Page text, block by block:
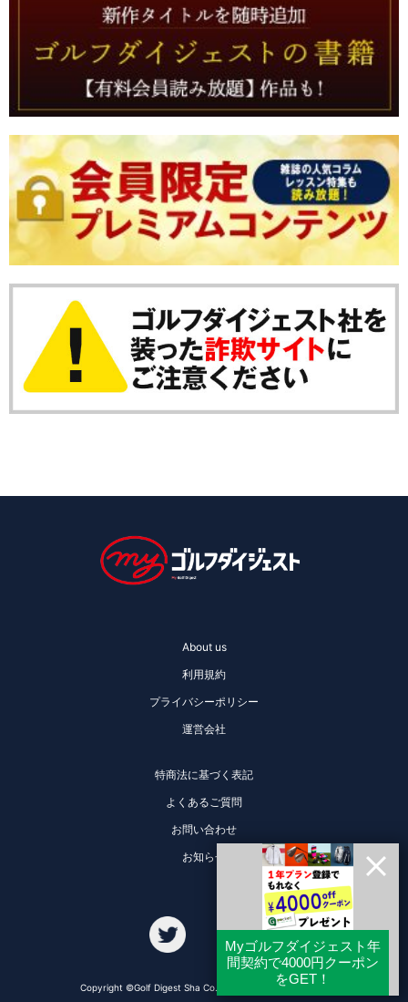
About us
利用規約
プライバシーポリシー
運営会社
特商法に基づく表記
よくあるご質問
お問い合わせ
お知らせ
Copyright ©Golf Digest Sha Co., Ltd. All Rights Reserved.